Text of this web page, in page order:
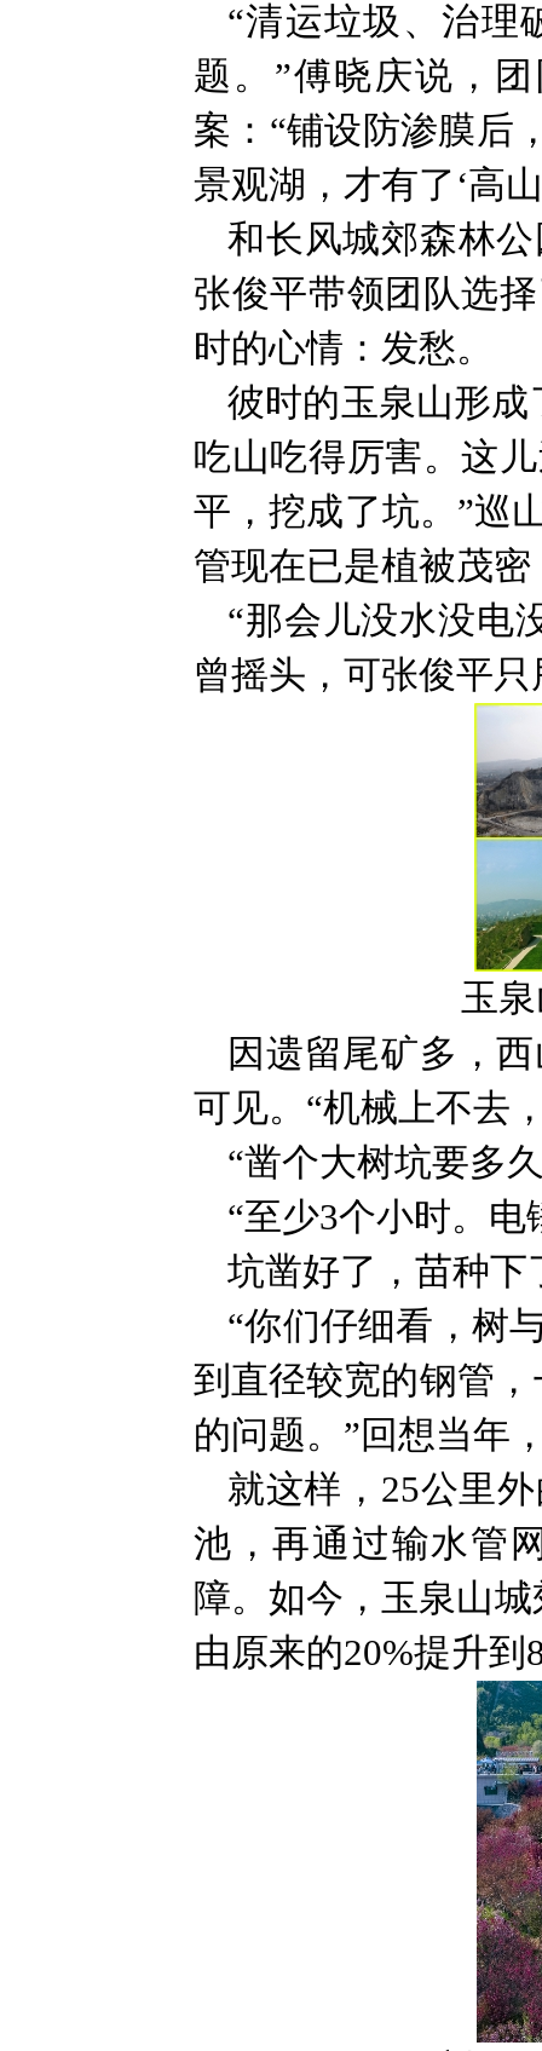
“清运垃圾、治
题。”傅晓庆说，
案：“铺设防渗膜后
景观湖，才有了‘高
和长风城郊森林
张俊平带领团队选
时的心情：发愁。
彼时的玉泉山形成
吃山吃得厉害。这
平，挖成了坑。”巡
管现在已是植被茂
“那会儿没水没电
曾摇头，可张俊平
玉
因遗留尾矿多，
可见。“机械上不去
“凿个大树坑要多
“至少3个小时。
坑凿好了，苗种下
“你们仔细看，树
到直径较宽的钢管
的问题。”回想当年
就这样，25公里
池，再通过输水管
障。如今，玉泉山
由原来的20%提升到